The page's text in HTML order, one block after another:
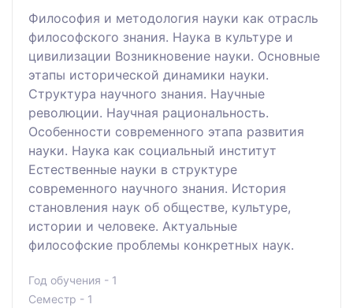
Философия и методология науки как отрасль
философского знания. Наука в культуре и
цивилизации Возникновение науки. Основные
этапы исторической динамики науки.
Структура научного знания. Научные
революции. Научная рациональность.
Особенности современного этапа развития
науки. Наука как социальный институт
Естественные науки в структуре
современного научного знания. История
становления наук об обществе, культуре,
истории и человеке. Актуальные
философские проблемы конкретных наук.
Год обучения - 1
Семестр - 1